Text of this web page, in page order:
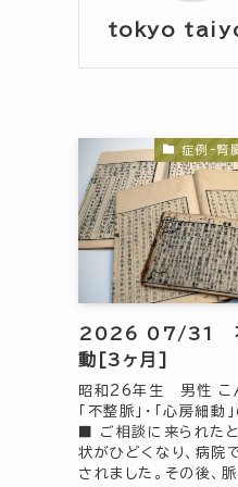
tokyo
症例-腎
2026 07/31 不
動[3ヶ月]
昭和26年生 男性 こ
「不整脈」・「心房細動
■ ご相談に来られた
状がひどくなり、病院
されました。その後、